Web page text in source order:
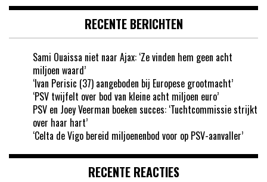
RECENTE BERICHTEN
Sami Ouaissa niet naar Ajax: ‘Ze vinden hem geen acht
miljoen waard’
‘Ivan Perisic (37) aangeboden bij Europese grootmacht’
‘PSV twijfelt over bod van kleine acht miljoen euro’
PSV en Joey Veerman boeken succes: ‘Tuchtcommissie strijkt
over haar hart’
‘Celta de Vigo bereid miljoenenbod voor op PSV-aanvaller’
RECENTE REACTIES